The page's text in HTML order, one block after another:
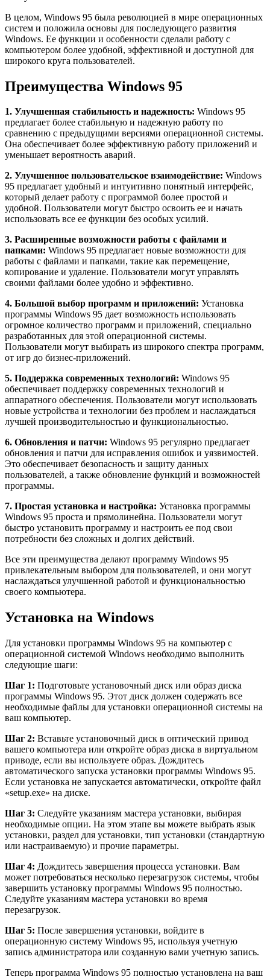
В целом, Windows 95 была революцией в мире операционных
систем и положила основы для последующего развития
Windows. Ее функции и особенности сделали работу с
компьютером более удобной, эффективной и доступной для
широкого круга пользователей.
Преимущества Windows 95
1. Улучшенная стабильность и надежность: Windows 95
предлагает более стабильную и надежную работу по
сравнению с предыдущими версиями операционной системы.
Она обеспечивает более эффективную работу приложений и
уменьшает вероятность аварий.
2. Улучшенное пользовательское взаимодействие: Windows
95 предлагает удобный и интуитивно понятный интерфейс,
который делает работу с программой более простой и
удобной. Пользователи могут быстро освоить ее и начать
использовать все ее функции без особых усилий.
3. Расширенные возможности работы с файлами и
папками: Windows 95 предлагает новые возможности для
работы с файлами и папками, такие как перемещение,
копирование и удаление. Пользователи могут управлять
своими файлами более удобно и эффективно.
4. Большой выбор программ и приложений: Установка
программы Windows 95 дает возможность использовать
огромное количество программ и приложений, специально
разработанных для этой операционной системы.
Пользователи могут выбирать из широкого спектра программ,
от игр до бизнес-приложений.
5. Поддержка современных технологий: Windows 95
обеспечивает поддержку современных технологий и
аппаратного обеспечения. Пользователи могут использовать
новые устройства и технологии без проблем и наслаждаться
лучшей производительностью и функциональностью.
6. Обновления и патчи: Windows 95 регулярно предлагает
обновления и патчи для исправления ошибок и уязвимостей.
Это обеспечивает безопасность и защиту данных
пользователей, а также обновление функций и возможностей
программы.
7. Простая установка и настройка: Установка программы
Windows 95 проста и прямолинейна. Пользователи могут
быстро установить программу и настроить ее под свои
потребности без сложных и долгих действий.
Все эти преимущества делают программу Windows 95
привлекательным выбором для пользователей, и они могут
наслаждаться улучшенной работой и функциональностью
своего компьютера.
Установка на Windows
Для установки программы Windows 95 на компьютер с
операционной системой Windows необходимо выполнить
следующие шаги:
Шаг 1: Подготовьте установочный диск или образ диска
программы Windows 95. Этот диск должен содержать все
необходимые файлы для установки операционной системы на
ваш компьютер.
Шаг 2: Вставьте установочный диск в оптический привод
вашего компьютера или откройте образ диска в виртуальном
приводе, если вы используете образ. Дождитесь
автоматического запуска установки программы Windows 95.
Если установка не запускается автоматически, откройте файл
«setup.exe» на диске.
Шаг 3: Следуйте указаниям мастера установки, выбирая
необходимые опции. На этом этапе вы можете выбрать язык
установки, раздел для установки, тип установки (стандартную
или настраиваемую) и прочие параметры.
Шаг 4: Дождитесь завершения процесса установки. Вам
может потребоваться несколько перезагрузок системы, чтобы
завершить установку программы Windows 95 полностью.
Следуйте указаниям мастера установки во время
перезагрузок.
Шаг 5: После завершения установки, войдите в
операционную систему Windows 95, используя учетную
запись администратора или созданную вами учетную запись.
Теперь программа Windows 95 полностью установлена на ваш